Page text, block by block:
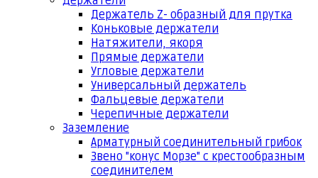
Держатель Z- образный для прутка
Коньковые держатели
Натяжители, якоря
Прямые держатели
Угловые держатели
Универсальный держатель
Фальцевые держатели
Черепичные держатели
Заземление
Арматурный соединительный грибок
Звено "конус Морзе" с крестообразным
соединителем